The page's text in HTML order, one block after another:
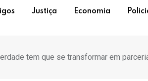
Justiça Economia
tem que se transformar em